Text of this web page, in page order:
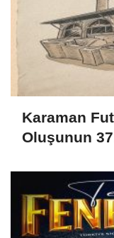
Karaman
Oluşunun